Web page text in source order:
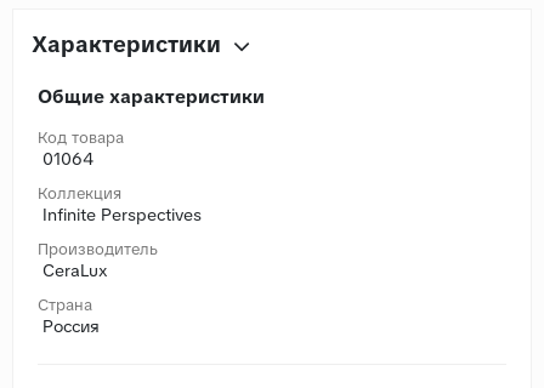
Характеристики
Общие характеристики
Код товара
01064
Коллекция
Infinite Perspectives
Производитель
CeraLux
Страна
Россия